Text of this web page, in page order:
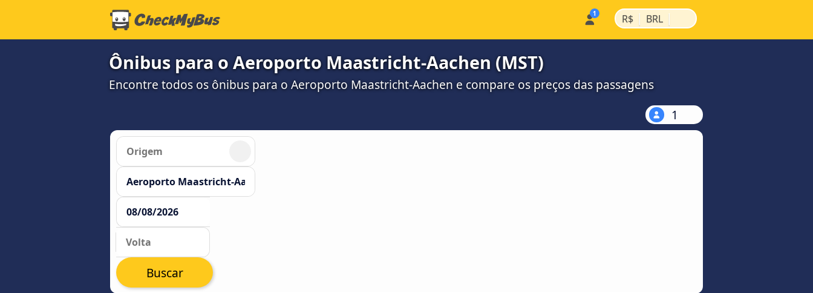
R$ | BRL |
Ônibus para o Aeroporto Maastricht-Aachen (MST)
Encontre todos os ônibus para o Aeroporto Maastricht-Aachen e compare os preços das passagens
1
Buscar